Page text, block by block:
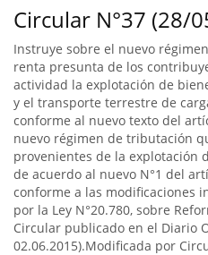
Circular N°37 (28/
Instruye sobre el nuevo
renta presunta de los
actividad la explotación de
y el transporte terrestre de
conforme al nuevo texto del
nuevo régimen de tributación
provenientes de la explotación
de acuerdo al nuevo N°1 del
conforme a las modificaciones
por la Ley N°20.780, sobre
Circular publicado en el Diario
02.06.2015).Modificada por